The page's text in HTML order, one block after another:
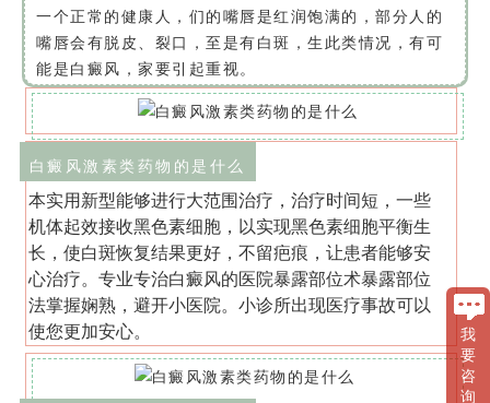
一个正常的健康人，们的嘴唇是红润饱满的，部分人的
嘴唇会有脱皮、裂口，至是有白斑，生此类情况，有可
能是白癜风，家要引起重视。
白癜风激素类药物的是什么
本实用新型能够进行大范围治疗，治疗时间短，一些
机体起效接收黑色素细胞，以实现黑色素细胞平衡生
长，使白斑恢复结果更好，不留疤痕，让患者能够安
心治疗。专业专治白癜风的医院暴露部位术暴露部位
法掌握娴熟，避开小医院。小诊所出现医疗事故可以
使您更加安心。
我
要
咨
询